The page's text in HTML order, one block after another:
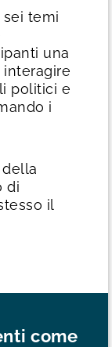
temi
una
politici e
i
di
il
come